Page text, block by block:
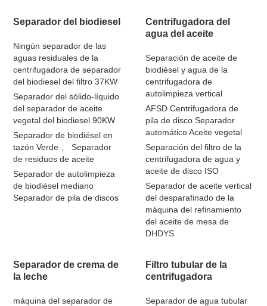
Separador del biodiesel
Ningún separador de las
aguas residuales de la
centrifugadora de separador
del biodiesel del filtro 37KW
Separador del sólido-líquido
del separador de aceite
vegetal del biodiesel 90KW
Separador de biodiésel en
tazón Verde 、 Separador
de residuos de aceite
Separador de autolimpieza
de biodiésel mediano
Separador de pila de discos
Centrifugadora del
agua del aceite
Separación de aceite de
biodiésel y agua de la
centrifugadora de
autolimpieza vertical
AFSD Centrifugadora de
pila de disco Separador
automático Aceite vegetal
Separación del filtro de la
centrifugadora de agua y
aceite de disco ISO
Separador de aceite vertical
del desparafinado de la
máquina del refinamiento
del aceite de mesa de
DHDYS
Separador de crema de
la leche
máquina del separador de
Filtro tubular de la
centrifugadora
Separador de agua tubular